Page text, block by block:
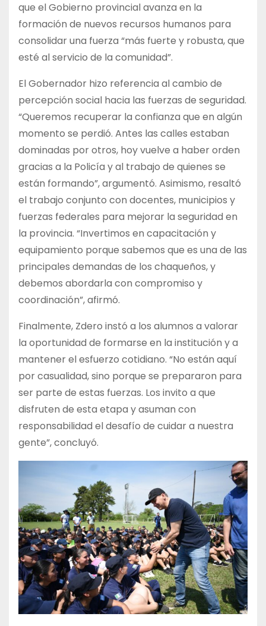
que el Gobierno provincial avanza en la
formación de nuevos recursos humanos para
consolidar una fuerza “más fuerte y robusta, que
esté al servicio de la comunidad”.
El Gobernador hizo referencia al cambio de
percepción social hacia las fuerzas de seguridad.
“Queremos recuperar la confianza que en algún
momento se perdió. Antes las calles estaban
dominadas por otros, hoy vuelve a haber orden
gracias a la Policía y al trabajo de quienes se
están formando”, argumentó. Asimismo, resaltó
el trabajo conjunto con docentes, municipios y
fuerzas federales para mejorar la seguridad en
la provincia. “Invertimos en capacitación y
equipamiento porque sabemos que es una de las
principales demandas de los chaqueños, y
debemos abordarla con compromiso y
coordinación”, afirmó.
Finalmente, Zdero instó a los alumnos a valorar
la oportunidad de formarse en la institución y a
mantener el esfuerzo cotidiano. “No están aquí
por casualidad, sino porque se prepararon para
ser parte de estas fuerzas. Los invito a que
disfruten de esta etapa y asuman con
responsabilidad el desafío de cuidar a nuestra
gente”, concluyó.